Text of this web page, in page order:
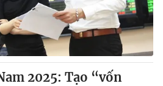
2025: Tạo “vốn